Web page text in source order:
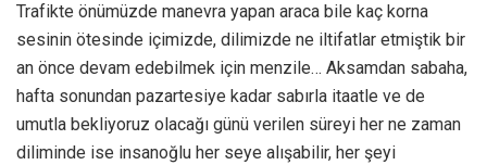
Trafikte önümüzde manevra yapan araca bile kaç korna
sesinin ötesinde içimizde, dilimizde ne iltifatlar etmiştik bir
an önce devam edebilmek için menzile… Aksamdan sabaha,
hafta sonundan pazartesiye kadar sabırla itaatle ve de
umutla bekliyoruz olacağı günü verilen süreyi her ne zaman
diliminde ise insanoğlu her seye alışabilir, her şeyi